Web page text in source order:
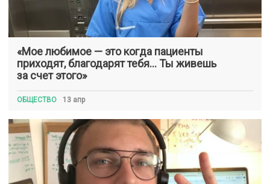
«Мое любимое — это когда пациенты
приходят, благодарят тебя… Ты живешь
за счет этого»
ОБЩЕСТВО 13 апр